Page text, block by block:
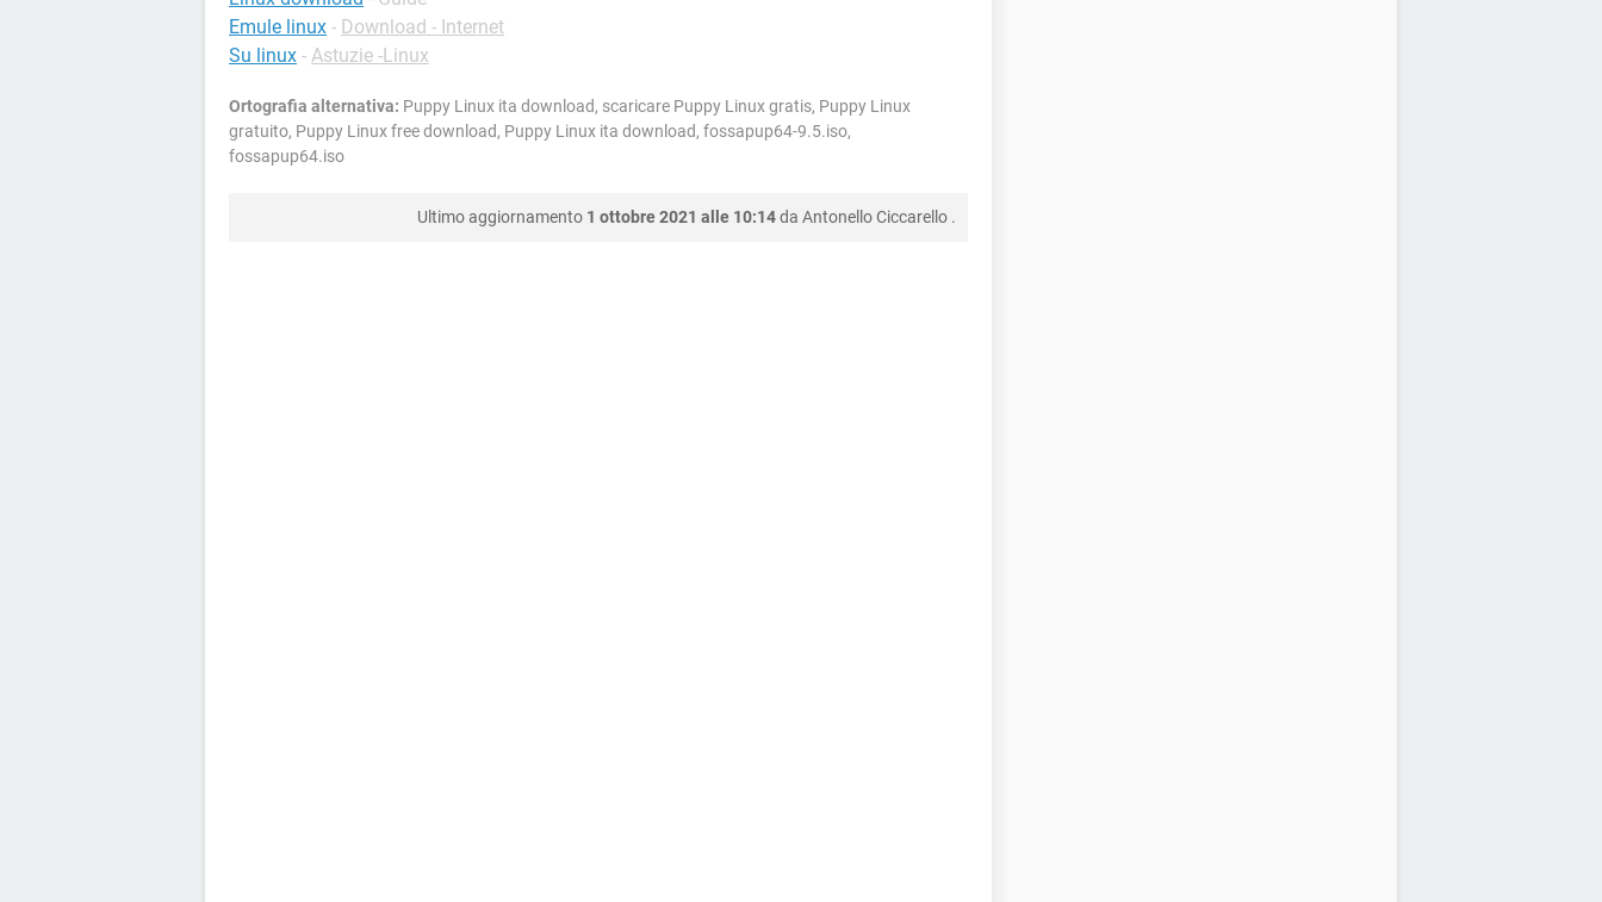
Emule linux - Download - Internet
Su linux - Astuzie -Linux
Ortografia alternativa: Puppy Linux ita download, scaricare Puppy Linux gratis, Puppy Linux
gratuito, Puppy Linux free download, Puppy Linux ita download, fossapup64-9.5.iso,
fossapup64.iso
Ultimo aggiornamento 1 ottobre 2021 alle 10:14da Antonello Ciccarello .